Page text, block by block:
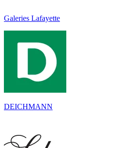
Galeries Lafayette
DEICHMANN